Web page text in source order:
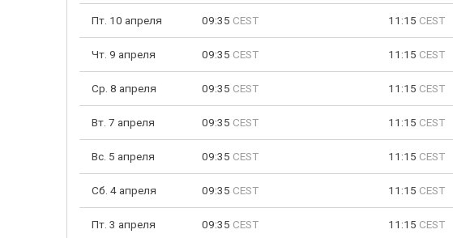
Пт. 10 апреля 09:35 CEST 11:15 CEST
Чт. 9 апреля 09:35 CEST 11:15 CEST
Ср. 8 апреля 09:35 CEST 11:15 CEST
Вт. 7 апреля 09:35 CEST 11:15 CEST
Вс. 5 апреля 09:35 CEST 11:15 CEST
Сб. 4 апреля 09:35 CEST 11:15 CEST
Пт. 3 апреля 09:35 CEST 11:15 CEST